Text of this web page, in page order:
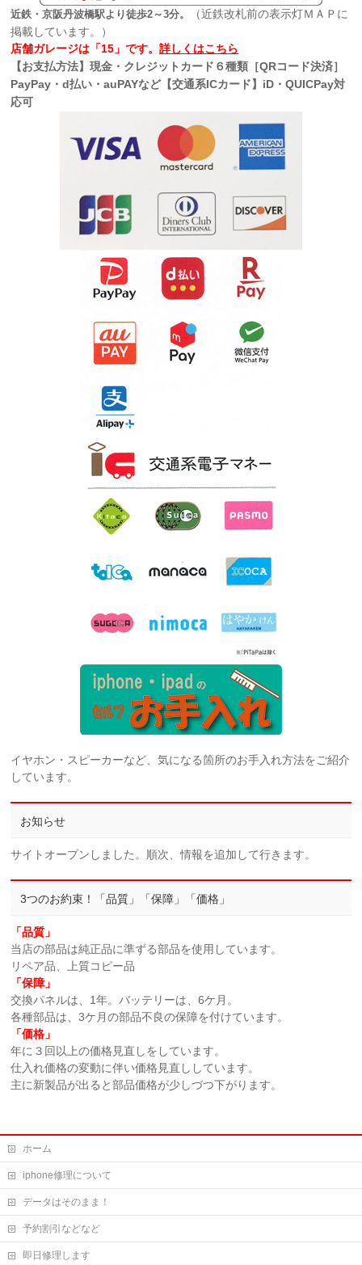
近鉄・京阪丹波橋駅より徒歩2～3分。
（近鉄改札前の表示灯ＭＡＰに
掲載しています。）
店舗ガレージは「15」です。詳しくはこちら
【お支払方法】現金・クレジットカード６種類［QRコード決済］
PayPay・d払い・auPAYなど【交通系ICカード】iD・QUICPay対
応可
イヤホン・スピーカーなど、気になる箇所のお手入れ方法をご紹介
しています。
お知らせ
サイトオープンしました。順次、情報を追加して行きます。
3つのお約束！「品質」「保障」「価格」
「品質」
当店の部品は純正品に準ずる部品を使用しています。
リペア品、上質コピー品
「保障」
交換パネルは、1年。バッテリーは、6ケ月。
各種部品は、3ケ月の部品不良の保障を付けています。
「価格」
年に３回以上の価格見直しをしています。
仕入れ価格の変動に伴い価格見直ししています。
主に新製品が出ると部品価格が少しづつ下がります。
ホーム
iphone修理について
データはそのまま！
予約割引などなど
即日修理します